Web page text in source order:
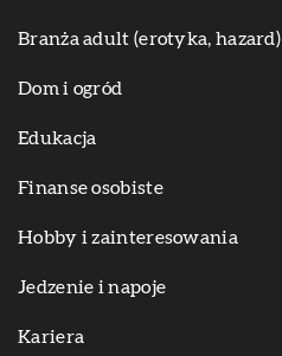
Branża adult (erotyka, hazard)
Dom i ogród
Edukacja
Finanse osobiste
Hobby i zainteresowania
Jedzenie i napoje
Kariera